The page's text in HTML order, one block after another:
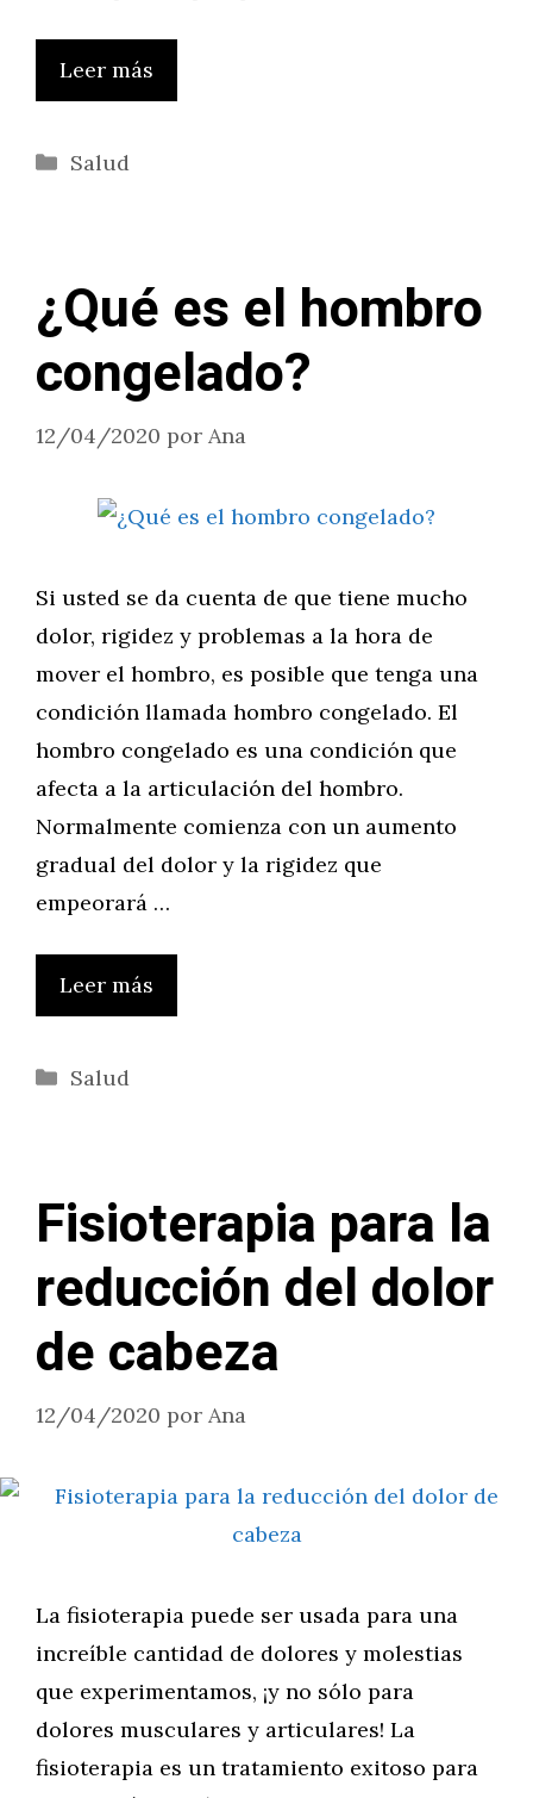
Leer más
Categorías
Salud
¿Qué es el hombro
congelado?
12/04/2020 por Ana
Si usted se da cuenta de que tiene mucho
dolor, rigidez y problemas a la hora de
mover el hombro, es posible que tenga una
condición llamada hombro congelado. El
hombro congelado es una condición que
afecta a la articulación del hombro.
Normalmente comienza con un aumento
gradual del dolor y la rigidez que
empeorará …
Leer más
Categorías
Salud
Fisioterapia para la
reducción del dolor
de cabeza
12/04/2020 por Ana
La fisioterapia puede ser usada para una
increíble cantidad de dolores y molestias
que experimentamos, ¡y no sólo para
dolores musculares y articulares! La
fisioterapia es un tratamiento exitoso para